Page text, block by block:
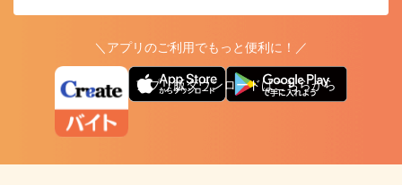
＼アプリのご利用でもっと便利に！／
アプリ版ダウンロードはこちらから